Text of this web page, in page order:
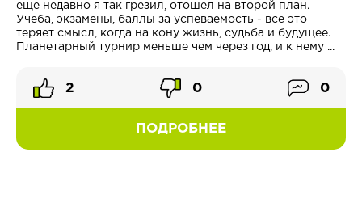
еще недавно я так грезил, отошел на второй план.
Учеба, экзамены, баллы за успеваемость - все это
теряет смысл, когда на кону жизнь, судьба и будущее.
Планетарный турнир меньше чем через год, и к нему ...
ПОДРОБНЕЕ
2 0 0